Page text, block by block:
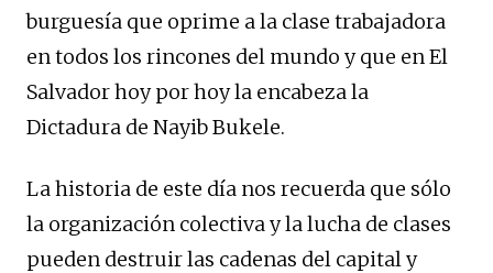
burguesía que oprime a la clase trabajadora
en todos los rincones del mundo y que en El
Salvador hoy por hoy la encabeza la
Dictadura de Nayib Bukele.
La historia de este día nos recuerda que sólo
la organización colectiva y la lucha de clases
pueden destruir las cadenas del capital y